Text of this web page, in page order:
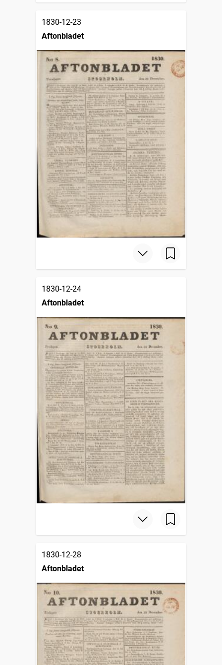
1830-12-23
Aftonbladet
1830-12-24
Aftonbladet
1830-12-28
Aftonbladet